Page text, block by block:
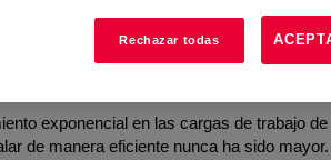
de Datos
exponencial en las cargas de trabajo de
de manera eficiente nunca ha sido mayor.
Rechazar todas